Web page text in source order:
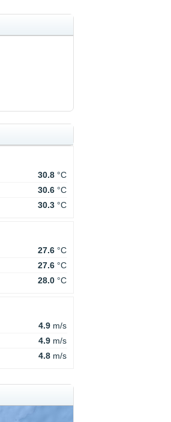
30.8 °C
30.6 °C
30.3 °C
27.6 °C
27.6 °C
28.0 °C
4.9 m/s
4.9 m/s
4.8 m/s